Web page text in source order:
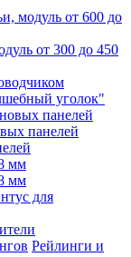
модуль от 600 до
от 300 до 450
уголок"
панелей
мм
мм
для
Рейлинги и